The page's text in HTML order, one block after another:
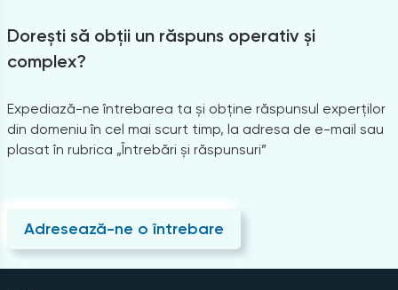
Dorești să obții un răspuns operativ și
complex?
Expediază-ne întrebarea ta și obține răspunsul experților
din domeniu în cel mai scurt timp, la adresa de e-mail sau
plasat în rubrica „Întrebări și răspunsuri”
Adresează-ne o întrebare